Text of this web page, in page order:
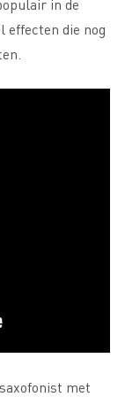
in de
effecten die nog
met